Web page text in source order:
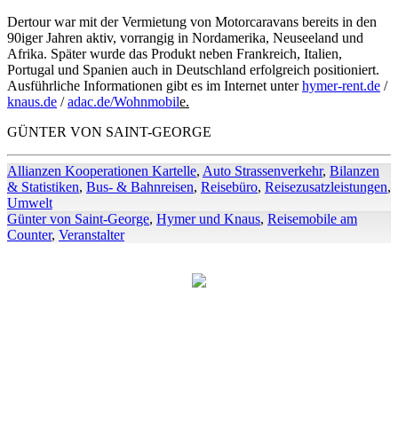
Dertour war mit der Vermietung von Motorcaravans bereits in den
90iger Jahren aktiv, vorrangig in Nordamerika, Neuseeland und
Afrika. Später wurde das Produkt neben Frankreich, Italien,
Portugal und Spanien auch in Deutschland erfolgreich positioniert.
Ausführliche Informationen gibt es im Internet unterhymer-rent.de /
knaus.de /adac.de/Wohnmobile.
GÜNTER VON SAINT-GEORGE
Allianzen Kooperationen Kartelle, Auto Strassenverkehr, Bilanzen
& Statistiken, Bus- & Bahnreisen, Reisebüro, Reisezusatzleistungen,
Umwelt
Günter von Saint-George, Hymer und Knaus, Reisemobile am
Counter, Veranstalter